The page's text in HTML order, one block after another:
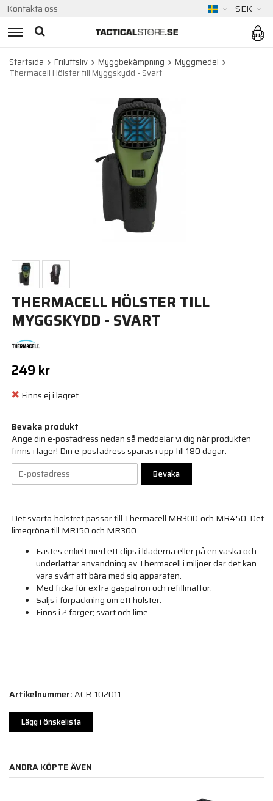
Kontakta oss SEK
Startsida Friluftsliv Myggbekämpning
Myggmedel
Thermacell Hölster till Myggskydd - Svart
THERMACELL HÖLSTER TILL
MYGGSKYDD - SVART
249 kr
Finns ej i lagret
Bevaka produkt
Ange din e-postadress nedan så meddelar vi dig när produkten
finns i lager! Din e-postadress sparas i upp till 180 dagar.
Bevaka
Det svarta hölstret passar till Thermacell MR300 och MR450. Det
limegröna till MR150 och MR300.
Fästes enkelt med ett clips i kläderna eller på en väska och
underlättar användning av Thermacell i miljöer där det kan
vara svårt att bära med sig apparaten.
Med ficka för extra gaspatron och refillmattor.
Säljs i förpackning om ett hölster.
Finns i 2 färger; svart och lime.
Artikelnummer:ACR-102011
Lägg i önskelista
ANDRA KÖPTE ÄVEN